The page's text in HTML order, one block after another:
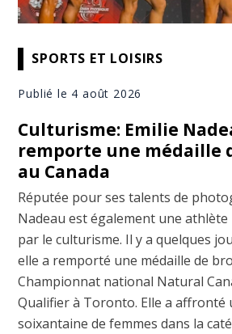
SPORTS ET LOISIRS
Publié le 4 août 2026
Culturisme: Emilie
remporte une médaille
au Canada
Réputée pour ses talents de
Nadeau est également une athlète
par le culturisme. Il y a quelques
elle a remporté une médaille de
Championnat national Natural
Qualifier à Toronto. Elle a affronté
soixantaine de femmes dans la